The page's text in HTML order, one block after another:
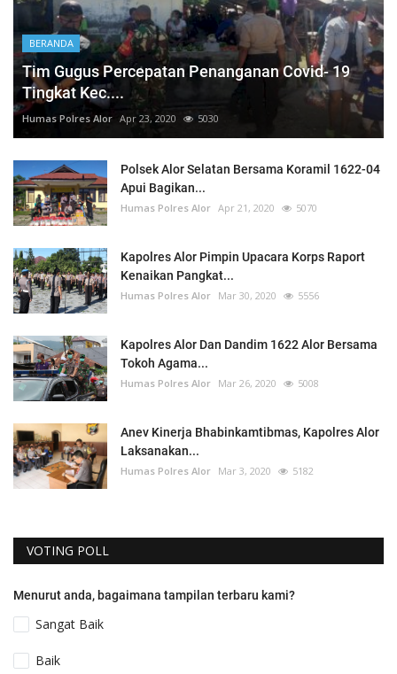
BERANDA
Tim Gugus Percepatan Penanganan Covid- 19
Tingkat Kec....
Humas Polres Alor Apr 23, 2020 5030
Polsek Alor Selatan Bersama Koramil 1622-04
Apui Bagikan...
Humas Polres Alor Apr 21, 2020 5070
Kapolres Alor Pimpin Upacara Korps Raport
Kenaikan Pangkat...
Humas Polres Alor Mar 30, 2020 5556
Kapolres Alor Dan Dandim 1622 Alor Bersama
Tokoh Agama...
Humas Polres Alor Mar 26, 2020 5008
Anev Kinerja Bhabinkamtibmas, Kapolres Alor
Laksanakan...
Humas Polres Alor Mar 3, 2020 5182
VOTING POLL
Menurut anda, bagaimana tampilan terbaru kami?
Sangat Baik
Baik